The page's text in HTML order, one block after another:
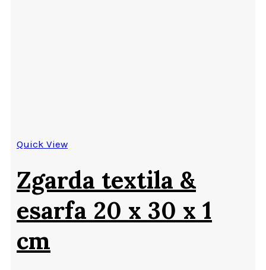
Quick View
Zgarda textila &
esarfa 20 x 30 x 1
cm